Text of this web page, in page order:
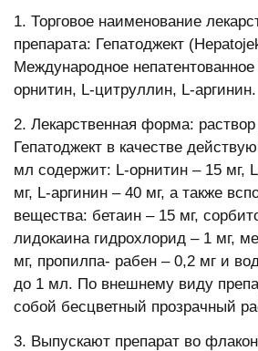
1. Торговое наименование
препарата: Гепатоджект
Международное
орнитин, L-цитруллин, L-аргинин.
2. Лекарственная форма:
Гепатоджект в качестве
мл содержит: L-орнитин – 15 мг,
мг, L-аргинин – 40 мг, а также
вещества: бетаин – 15 мг,
лидокаина гидрохлорид – 1 мг,
мг, пропилпа- рабен – 0,2 мг и
до 1 мл. По внешнему виду
собой бесцветный прозрачный
3. Выпускают препарат во